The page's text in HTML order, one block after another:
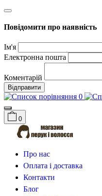
Повідомити про наявність
Ім'я
Електронна пошта
Коментарій
Відправити
0
0
Про нас
Оплата і доставка
Контакти
Блог